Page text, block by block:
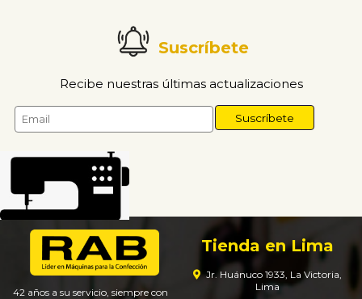
Suscríbete
Recibe nuestras últimas actualizaciones
42 años a su servicio, siempre con
Tienda en Lima
Jr. Huánuco 1933, La Victoria,
Lima